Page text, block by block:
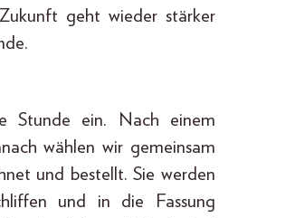
geht wieder stärker
Stunde ein. Nach einem
wählen wir gemeinsam
und bestellt. Sie werden
und in die Fassung